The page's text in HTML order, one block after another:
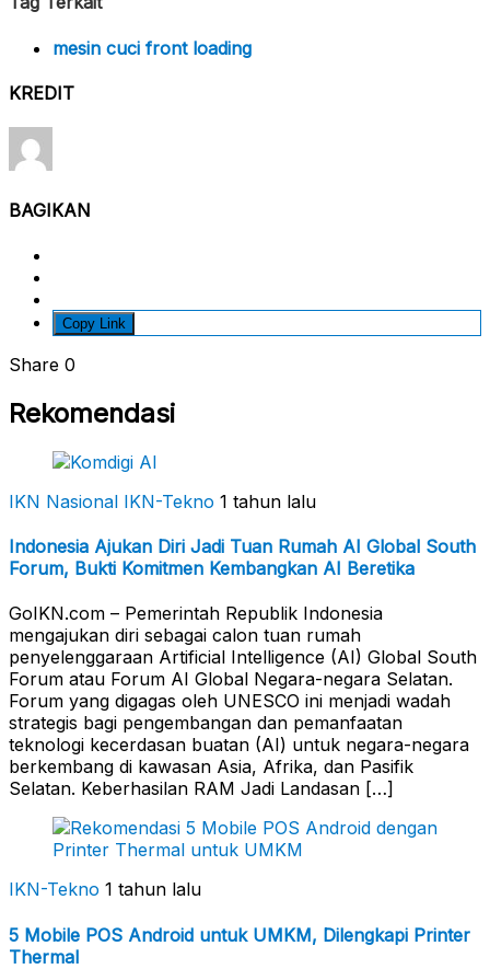
mesin cuci front loading
KREDIT
BAGIKAN
Copy Link
Share 0
Rekomendasi
IKN Nasional IKN-Tekno 1 tahun lalu
Indonesia Ajukan Diri Jadi Tuan Rumah AI Global South
Forum, Bukti Komitmen Kembangkan AI Beretika
GoIKN.com – Pemerintah Republik Indonesia
mengajukan diri sebagai calon tuan rumah
penyelenggaraan Artificial Intelligence (AI) Global South
Forum atau Forum AI Global Negara-negara Selatan.
Forum yang digagas oleh UNESCO ini menjadi wadah
strategis bagi pengembangan dan pemanfaatan
teknologi kecerdasan buatan (AI) untuk negara-negara
berkembang di kawasan Asia, Afrika, dan Pasifik
Selatan. Keberhasilan RAM Jadi Landasan […]
IKN-Tekno 1 tahun lalu
5 Mobile POS Android untuk UMKM, Dilengkapi Printer
Thermal